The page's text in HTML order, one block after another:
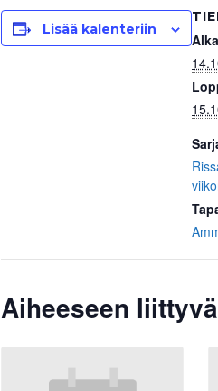
Lisää kalenteriin
Aiheeseen